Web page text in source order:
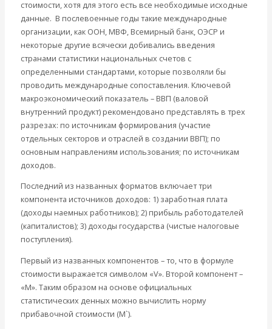
стоимости, хотя для этого есть все необходимые исходные
данные. В послевоенные годы такие международные
организации, как ООН, МВФ, Всемирный банк, ОЭСР и
некоторые другие всячески добивались введения
странами статистики национальных счетов с
определенными стандартами, которые позволяли бы
проводить международные сопоставления. Ключевой
макроэкономический показатель – ВВП (валовой
внутренний продукт) рекомендовано представлять в трех
разрезах: по источникам формирования (участие
отдельных секторов и отраслей в создании ВВП); по
основным направлениям использования; по источникам
доходов.
Последний из названных форматов включает три
компонента источников доходов: 1) заработная плата
(доходы наемных работников); 2) прибыль работодателей
(капиталистов); 3) доходы государства (чистые налоговые
поступления).
Первый из названных компонентов – то, что в формуле
стоимости выражается символом «V». Второй компонент –
«M». Таким образом на основе официальных
статистических денных можно вычислить норму
прибавочной стоимости (M`).